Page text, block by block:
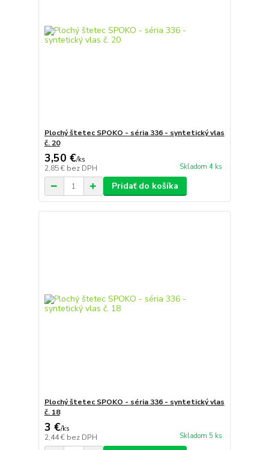
Plochý štetec SPOKO - séria 336 - syntetický vlas
č. 20
3,50 €/ks
2,85 € bez DPH Skladom 4 ks
Pridať do košíka
Plochý štetec SPOKO - séria 336 - syntetický vlas
č. 18
3 €/ks
2,44 € bez DPH Skladom 5 ks